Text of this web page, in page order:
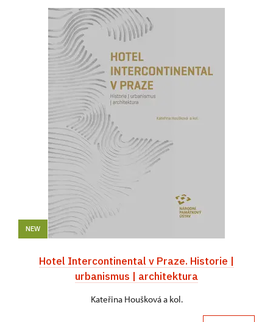
NEW
Hotel Intercontinental v Praze. Historie |
urbanismus | architektura
Kateřina Houšková a kol.